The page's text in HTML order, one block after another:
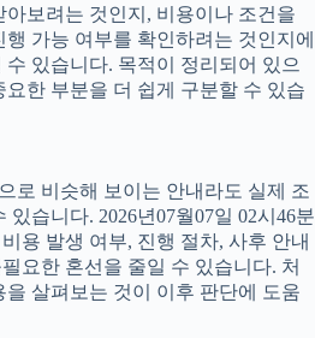
보려는 것인지, 비용이나 조건을
가능 여부를 확인하려는 것인지에
있습니다. 목적이 정리되어 있으
한 부분을 더 쉽게 구분할 수 있습
로 비슷해 보이는 안내라도 실제 조
습니다. 2026년07월07일 02시46분
용 발생 여부, 진행 절차, 사후 안내
요한 혼선을 줄일 수 있습니다. 처
살펴보는 것이 이후 판단에 도움